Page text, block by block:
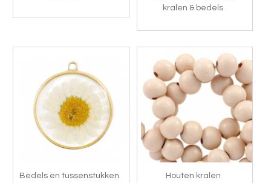
kralen & bedels
Bedels en tussenstukken
Houten kralen